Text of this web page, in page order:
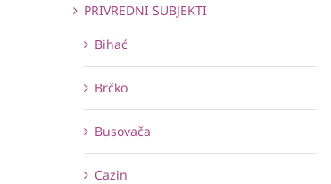
PRIVREDNI SUBJEKTI
Bihać
Brčko
Busovača
Cazin